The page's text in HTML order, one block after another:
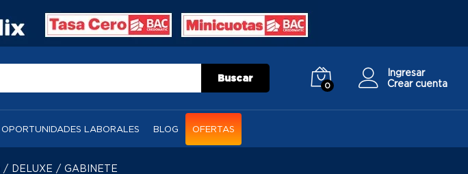
Buscar
0
Ingresar
Crear cuenta
OPORTUNIDADES LABORALES BLOG OFERTAS
/ DELUXE / GABINETE